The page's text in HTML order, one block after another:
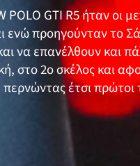
GTI R5 ήταν οι
ενώ προηγούνταν το
να επανέλθουν και
στο 2ο σκέλος και
έτσι πρώτοι